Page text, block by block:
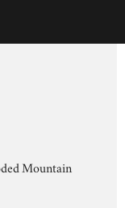
Mountain